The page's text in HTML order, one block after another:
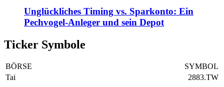
Unglückliches Timing vs. Sparkonto: Ein
Pechvogel-Anleger und sein Depot
Ticker Symbole
BÖRSE
SYMBOL
Tai
2883.TW